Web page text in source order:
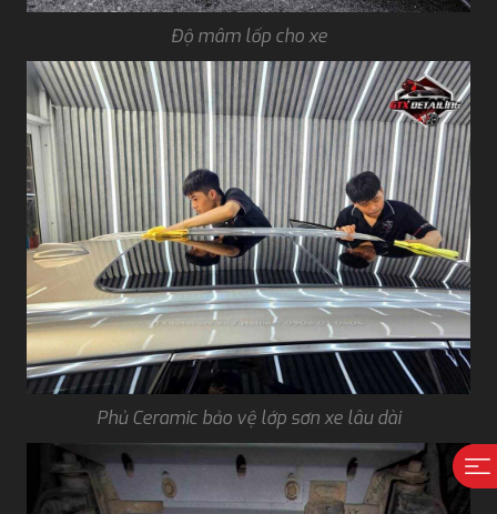
Độ mâm lốp cho xe
Phủ Ceramic bảo vệ lớp sơn xe lâu dài